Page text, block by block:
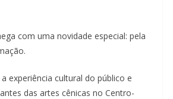
com uma novidade especial: pela
experiência cultural do público e
das artes cênicas no Centro-